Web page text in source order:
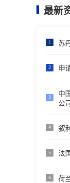
最新
1 苏
2 申
3
中
公
4 叙
5 法
6 荷